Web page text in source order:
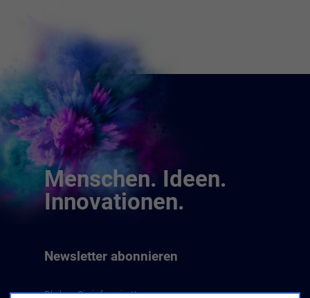
Menschen. Ideen.
Innovationen.
Newsletter abonnieren
Bleiben Sie informiert!